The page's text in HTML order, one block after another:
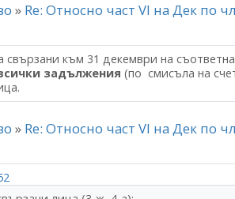
» Re: Относно част VI на Дек по
свързани към 31 декември на
задължения (по смисъла на
» Re: Относно част VI на Дек по